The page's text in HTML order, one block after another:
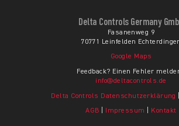
Delta Controls Germany
Fasanenweg 9
70771 Leinfelden
Google Maps
Feedback? Einen Fehler
info@deltacontrols.de
Delta Controls Datenschutzerklärung
AGB Impressum Kontakt